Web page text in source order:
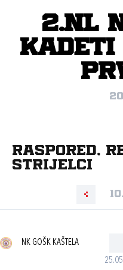
2.NL
Kadeti
Raspored,
strijelci
NK GOŠK KAŠTELA